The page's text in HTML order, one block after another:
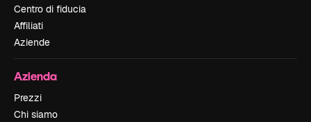
Centro di fiducia
Affiliati
Aziende
Azienda
Prezzi
Chi siamo